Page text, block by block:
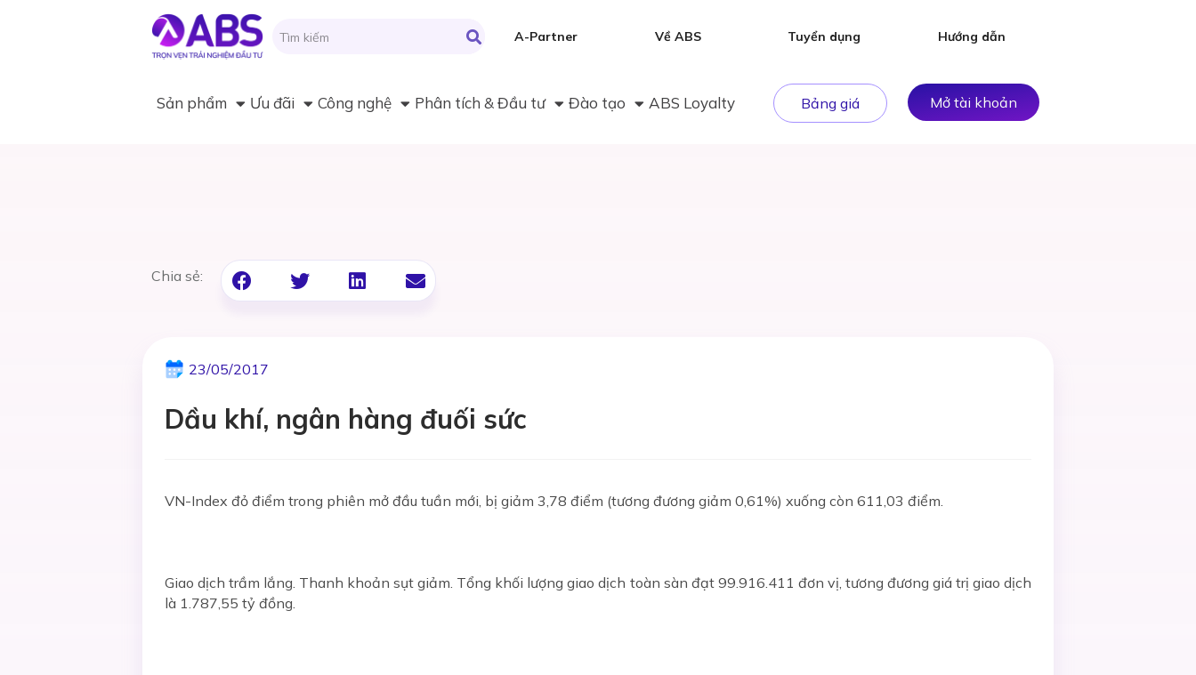
A-Partner Về ABS Tuyển dụng Hướng dẫn
Sản phẩm Ưu đãi Công nghệ Phân tích & Đầu tư Đào tạo ABS Loyalty Bảng giá Mở tài khoản
Chia sẻ:
23/05/2017
Dầu khí, ngân hàng đuối sức
VN-Index đỏ điểm trong phiên mở đầu tuần mới, bị giảm 3,78 điểm (tương đương giảm 0,61%) xuống còn 611,03 điểm.
Giao dịch trầm lắng. Thanh khoản sụt giảm. Tổng khối lượng giao dịch toàn sàn đạt 99.916.411 đơn vị, tương đương giá trị giao dịch
là 1.787,55 tỷ đồng.